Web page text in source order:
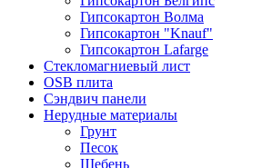
Гипсокартон Волма
Гипсокартон "Knauf"
Гипсокартон Lafarge
Стекломагниевый лист
OSB плита
Сэндвич панели
Нерудные материалы
Грунт
Песок
Щебень